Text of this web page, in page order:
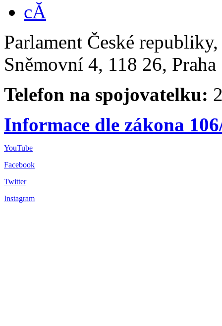
Parlament České
Sněmovní 4, 118 26,
Telefon na spojovatelku:
Informace dle zákona
YouTube
Facebook
Twitter
Instagram